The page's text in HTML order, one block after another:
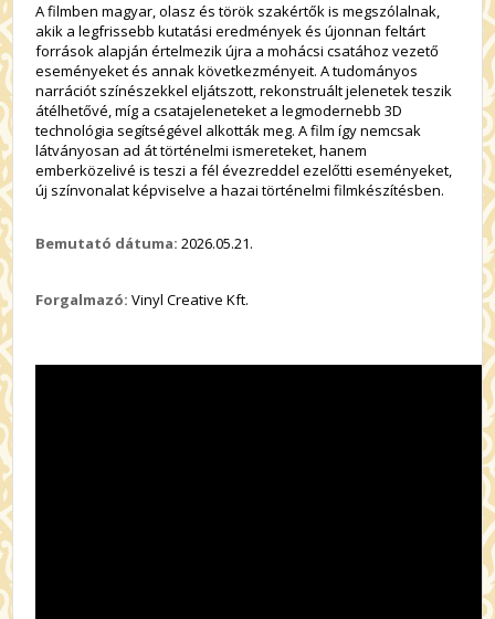
A filmben magyar, olasz és török szakértők is megszólalnak,
akik a legfrissebb kutatási eredmények és újonnan feltárt
források alapján értelmezik újra a mohácsi csatához vezető
eseményeket és annak következményeit. A tudományos
narrációt színészekkel eljátszott, rekonstruált jelenetek teszik
átélhetővé, míg a csatajeleneteket a legmodernebb 3D
technológia segítségével alkották meg. A film így nemcsak
látványosan ad át történelmi ismereteket, hanem
emberközelivé is teszi a fél évezreddel ezelőtti eseményeket,
új színvonalat képviselve a hazai történelmi filmkészítésben.
Bemutató dátuma: 2026.05.21.
Forgalmazó: Vinyl Creative Kft.